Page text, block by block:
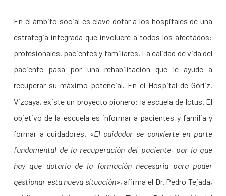
En el ámbito social es clave dotar a los hospitales de una
estrategia integrada que involucre a todos los afectados:
profesionales, pacientes y familiares. La calidad de vida del
paciente pasa por una rehabilitación que le ayude a
recuperar su máximo potencial. En el Hospital de Górliz,
Vizcaya, existe un proyecto pionero: la escuela de Ictus. El
objetivo de la escuela es informar a pacientes y familia y
formar a cuidadores. «El cuidador se convierte en parte
fundamental de la recuperación del paciente, por lo que
hay que dotarlo de la formación necesaria para poder
gestionar esta nueva situación», afirma el Dr. Pedro Tejada,